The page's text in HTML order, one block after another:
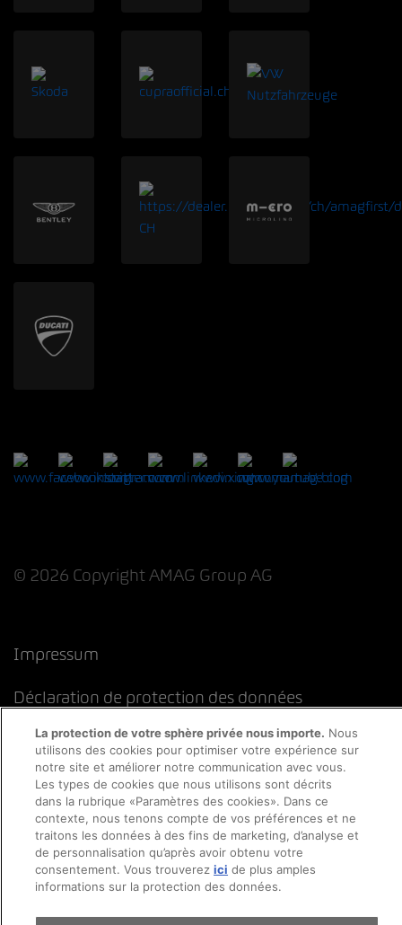
© 2026 Copyright AMAG Group AG
Impressum
Déclaration de protection des données
Directive cookies Mentions légales CFST
La protection de votre sphère privée nous importe. Nous
utilisons des cookies pour optimiser votre expérience sur
notre site et améliorer notre communication avec vous.
Les types de cookies que nous utilisons sont décrits
dans la rubrique «Paramètres des cookies». Dans ce
contexte, nous tenons compte de vos préférences et ne
traitons les données à des fins de marketing, d’analyse et
de personnalisation qu’après avoir obtenu votre
consentement. Vous trouverezici de plus amples
informations sur la protection des données.